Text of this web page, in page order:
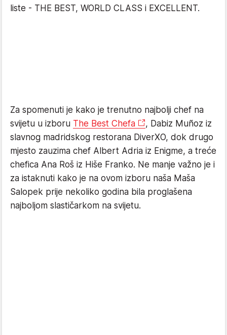
liste - THE BEST, WORLD CLASS i EXCELLENT.
Za spomenuti je kako je trenutno najbolji chef na
svijetu u izboru The Best Chefa
, Dabiz Muñoz iz
slavnog madridskog restorana DiverXO, dok drugo
mjesto zauzima chef Albert Adria iz Enigme, a treće
chefica Ana Roš iz Hiše Franko. Ne manje važno je i
za istaknuti kako je na ovom izboru naša Maša
Salopek prije nekoliko godina bila proglašena
najboljom slastičarkom na svijetu.